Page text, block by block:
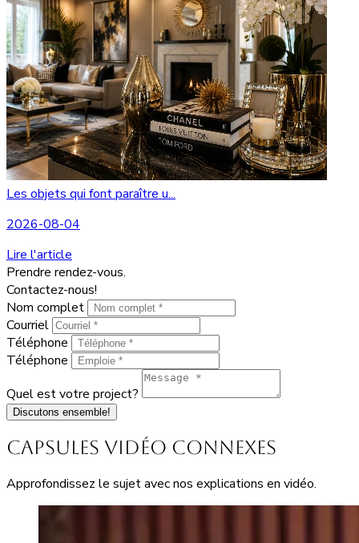
Les objets qui font paraître u...
2026-08-04
Lire l'article
Prendre rendez-vous.
Contactez-nous!
Nom complet
Courriel
Téléphone
Téléphone
Quel est votre project?
Discutons ensemble!
Capsules vidéo connexes
Approfondissez le sujet avec nos explications en vidéo.